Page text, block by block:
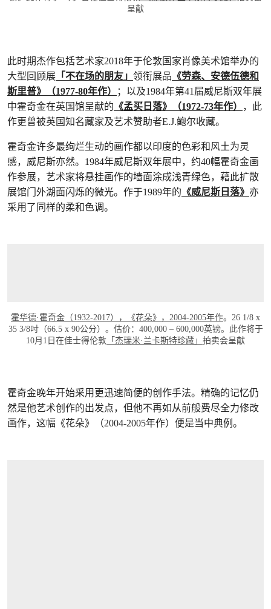
呈献
此时期杰作包括艺术家2018年于伦敦国家肖像美术馆举办的
大型回顾展 「不在场的朋友」 领衔展品 《劳森、安德伍德和
斯里普》（1977-80年作）
；以及1984年第41届威尼斯双年展
中霍奇金在英国馆呈献的 《孟买日落》（1972-73年作）
，此
作更曾被英国知名藏家及艺术赞助者E.J.鲍尔收藏。
霍奇金许多最绚烂生动的画作都以印度的色彩和风土为灵
感，威尼斯亦然。1984年威尼斯双年展中，约40幅霍奇金画
作参展，艺术家将悬挂画作的墙面涂成浅青绿色，藉此扩散
展馆门外湖面闪烁的微光。作于1989年的 《威尼斯日落》 亦
采用了同样的柔和色调。
霍华德·霍奇金（1932-2017），《花朵》，2004-2005年作。26 1/8 x
35 3/8吋（66.5 x 90公分）。估价：400,000 – 600,000英镑。此作将于
10月1日在佳士得伦敦 「杰瑞米·兰卡斯特珍藏」 拍卖会呈献
霍奇金晚年开始采用更迅速简便的创作手法。精确的记忆仍
然是他艺术创作的出发点，但他不再如从前般费尽全力修改
画作，这幅《花朵》（2004-2005年作）便是当中典例。